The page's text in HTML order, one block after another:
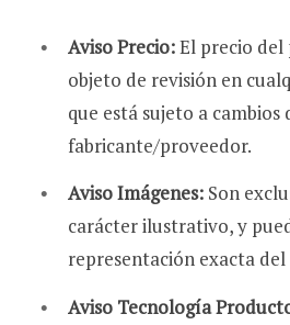
Aviso Precio:El precio
objeto de revisión en
que está sujeto a cambios
fabricante/proveedor.
Aviso Imágenes: Son
carácter ilustrativo, y
representación exacta
Aviso Tecnología